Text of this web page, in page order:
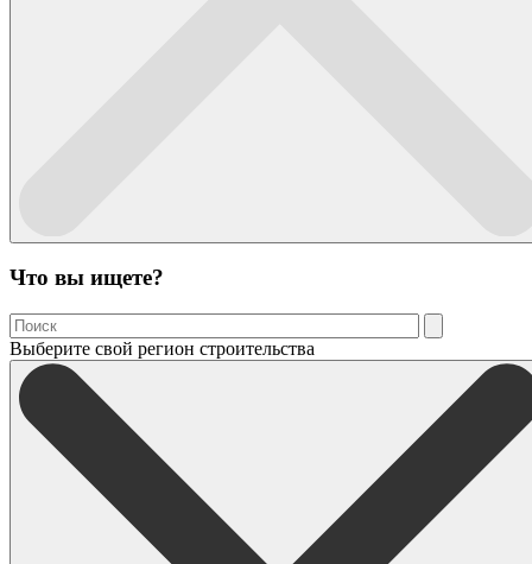
Что вы ищете?
Выберите свой регион строительства